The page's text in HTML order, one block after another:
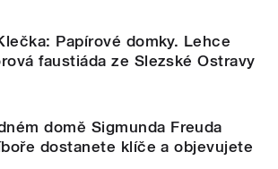
Papírové domky. Lehce
faustiáda ze Slezské Ostravy
domě Sigmunda Freuda
dostanete klíče a objevujete